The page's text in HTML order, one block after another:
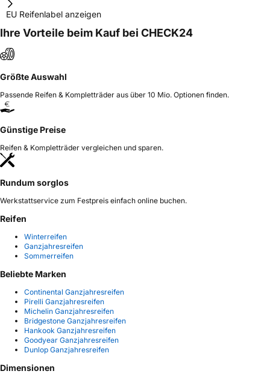
EU Reifenlabel anzeigen
Ihre Vorteile beim Kauf bei CHECK24
Größte Auswahl
Passende Reifen & Kompletträder aus über 10 Mio. Optionen finden.
Günstige Preise
Reifen & Kompletträder vergleichen und sparen.
Rundum sorglos
Werkstattservice zum Festpreis einfach online buchen.
Reifen
Winterreifen
Ganzjahresreifen
Sommerreifen
Beliebte Marken
Continental Ganzjahresreifen
Pirelli Ganzjahresreifen
Michelin Ganzjahresreifen
Bridgestone Ganzjahresreifen
Hankook Ganzjahresreifen
Goodyear Ganzjahresreifen
Dunlop Ganzjahresreifen
Dimensionen